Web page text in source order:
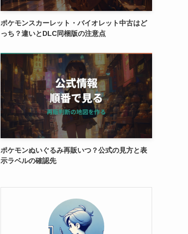
ポケモンスカーレット・バイオレット中古はど
っち？違いとDLC同梱版の注意点
ポケモンぬいぐるみ再販いつ？公式の見方と表
示ラベルの確認先